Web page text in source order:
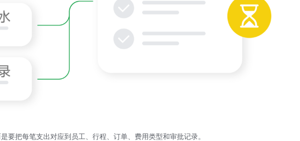
要把每笔支出对应到员工、行程、订单、费用类型和审批记录。